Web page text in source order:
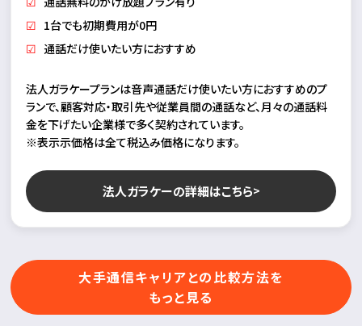
1台でも初期費用が0円
通話だけ使いたい方におすすめ
法人ガラケープランは音声通話だけ使いたい方におすすめのプ
ランで、顧客対応・取引先や従業員間の通話など、月々の通話料
金を下げたい企業様で多く契約されています。
※表示示価格は全て税込み価格になります。
法人ガラケーの詳細はこちら
大手通信キャリアとの比較方法を
もっと見る